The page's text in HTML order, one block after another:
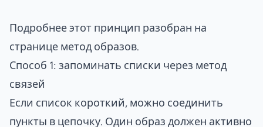
Подробнее этот принцип разобран на
странице метод образов
Способ 1: запоминать списки через метод
связей
Если список короткий, можно соединить
пункты в цепочку. Один образ должен активно